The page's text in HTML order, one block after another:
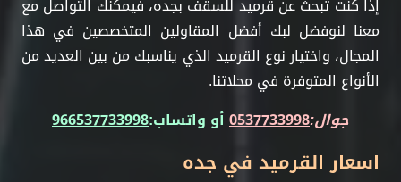
إذا كنت تبحث عن قرميد للسقف بجده، فيمكنك التواصل مع
معنا لنوفضل لبك أفضل المقاولين المتخصصين في هذا
المجال، واختيار نوع القرميد الذي يناسبك من بين العديد من
الأنواع المتوفرة في محلاتنا.
جوال:0537733998أو واتساب:966537733998
اسعار القرميد في جده